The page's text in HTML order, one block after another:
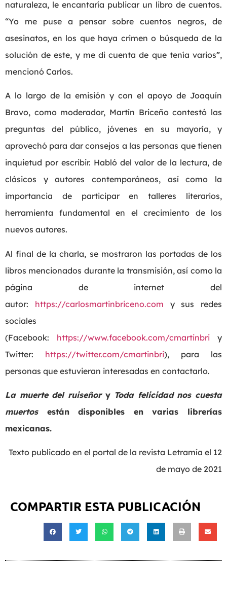
naturaleza, le encantaría publicar un libro de cuentos.
“Yo me puse a pensar sobre cuentos negros, de
asesinatos, en los que haya crimen o búsqueda de la
solución de este, y me di cuenta de que tenía varios”,
mencionó Carlos.
A lo largo de la emisión y con el apoyo de Joaquín
Bravo, como moderador, Martín Briceño contestó las
preguntas del público, jóvenes en su mayoría, y
aprovechó para dar consejos a las personas que tienen
inquietud por escribir. Habló del valor de la lectura, de
clásicos y autores contemporáneos, así como la
importancia de participar en talleres literarios,
herramienta fundamental en el crecimiento de los
nuevos autores.
Al final de la charla, se mostraron las portadas de los
libros mencionados durante la transmisión, así como la
página de internet del
autor: https://carlosmartinbriceno.com y sus redes
sociales
(Facebook: https://www.facebook.com/cmartinbri y
Twitter: https://twitter.com/cmartinbri), para las
personas que estuvieran interesadas en contactarlo.
La muerte del ruiseñory Toda felicidad nos cuesta
muertosestán disponibles en varias librerías
mexicanas.
Texto publicado en el portal de la revista Letramía el 12
de mayo de 2021
COMPARTIR ESTA PUBLICACIÓN